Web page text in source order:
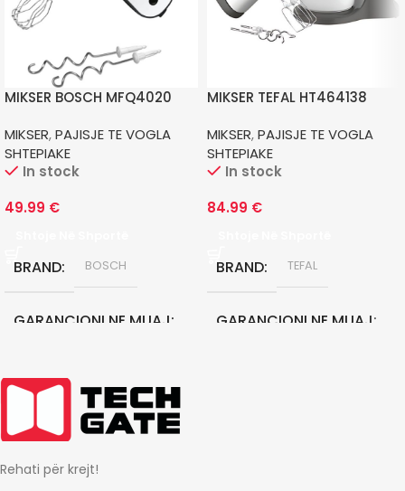
MIKSER BOSCH MFQ4020
MIKSER,PAJISJE TE VOGLA
SHTEPIAKE
In stock
49.99 €
BRAND BOSCH
GARANCIONI NE MUAJ
MIKSER TEFAL HT464138
MIKSER,PAJISJE TE VOGLA
SHTEPIAKE
In stock
84.99 €
BRAND TEFAL
GARANCIONI NE MUAJ
Rehati për krejt!